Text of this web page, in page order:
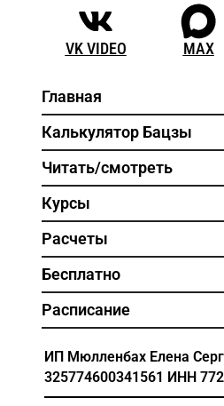
VK VIDEO MAX
Главная
Калькулятор Бацзы
Читать/смотреть
Курсы
Расчеты
Бесплатно
Расписание
ИП Мюлленбах Елена
325774600341561 ИНН